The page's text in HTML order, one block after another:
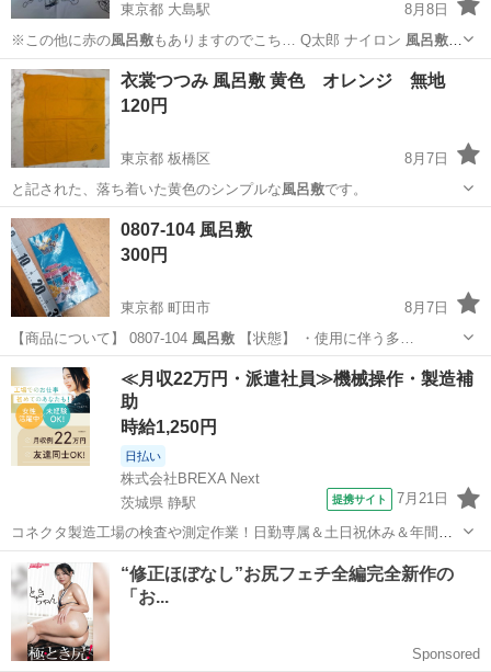
東京都 大島駅
8月8日
※この他に赤の風呂敷もありますのでこち… Q太郎 ナイロン 風呂敷
赤 1,000円…
東京 江東区 大島駅 小物 オバケのQ太郎
衣裳つつみ 風呂敷 黄色 オレンジ 無地
120円
東京都 板橋区
8月7日
と記された、落ち着いた黄色のシンプルな風呂敷です。
東京 板橋区
0807-104 風呂敷
300円
東京都 町田市
8月7日
【商品について】 0807-104 風呂敷 【状態】 ・使用に伴う多…
東京 町田市 インテリア雑貨/小物 風呂敷
≪月収22万円・派遣社員≫機械操作・製造補
助
時給1,250円
日払い
株式会社BREXA Next
茨城県 静駅
提携サイト 7月21日
コネクタ製造工場の検査や測定作業！日勤専属＆土日祝休み＆年間休
日128日★クリーンルーム内作業★マイカー通勤OK＆無料駐車場あり
★就業先食堂利用可！日払い制度あり！《茨城県常陸大宮市》 人気の
工場のお仕事 ◇コネクタ製造工...
茨城 常陸大宮市 静駅 その他